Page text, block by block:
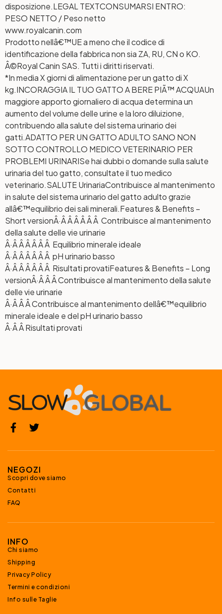
disposizione.LEGAL TEXTCONSUMARSI ENTRO:
PESO NETTO / Peso netto
www.royalcanin.com
Prodotto nellâ€™UE a meno che il codice di
identificazione della fabbrica non sia ZA, RU, CN o KO.
Â©Royal Canin SAS. Tutti i diritti riservati.
*In media X giorni di alimentazione per un gatto di X
kg.INCORAGGIA IL TUO GATTO A BERE PIÃ™ ACQUAUn
maggiore apporto giornaliero di acqua determina un
aumento del volume delle urine e la loro diluizione,
contribuendo alla salute del sistema urinario dei
gatti.ADATTO PER UN GATTO ADULTO SANO NON
SOTTO CONTROLLO MEDICO VETERINARIO PER
PROBLEMI URINARISe hai dubbi o domande sulla salute
urinaria del tuo gatto, consultate il tuo medico
veterinario.SALUTE UrinariaContribuisce al mantenimento
in salute del sistema urinario del gatto adulto grazie
allâ€™equilibrio dei sali minerali.Features & Benefits –
Short versionÂ·Â Â Â Â Â Â Contribuisce al mantenimento
della salute delle vie urinarie
Â·Â Â Â Â Â Â Equilibrio minerale ideale
Â·Â Â Â Â Â Â pH urinario basso
Â·Â Â Â Â Â Â Risultati provatiFeatures & Benefits – Long
versionÂ·Â Â Â Contribuisce al mantenimento della salute
delle vie urinarie
Â·Â Â Â Contribuisce al mantenimento dellâ€™equilibrio
minerale ideale e del pH urinario basso
Â·Â Â Risultati provati
NEGOZI
Scopri dove siamo
Contatti
FAQ
INFO
Chi siamo
Shipping
Privacy Policy
Termini e condizioni
Info sulle Taglie